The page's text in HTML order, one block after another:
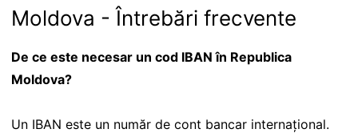
Moldova - Întrebări frecvente
De ce este necesar un cod IBAN în Republica
Moldova?
Un IBAN este un număr de cont bancar internațional.